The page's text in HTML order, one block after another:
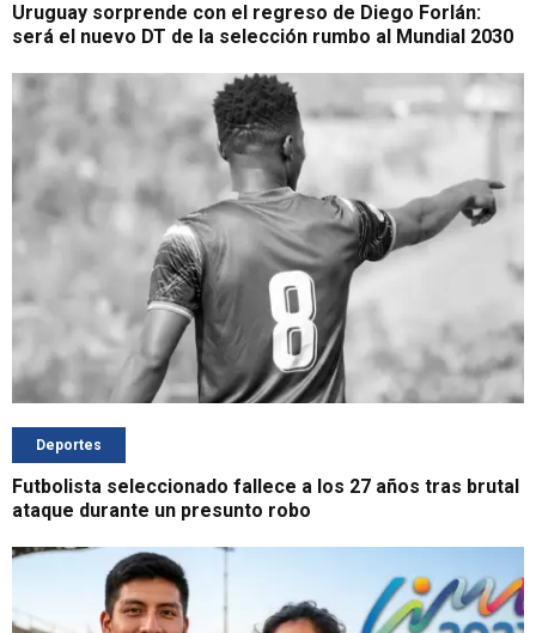
Uruguay sorprende con el regreso de Diego Forlán:
será el nuevo DT de la selección rumbo al Mundial 2030
Deportes
Futbolista seleccionado fallece a los 27 años tras brutal
ataque durante un presunto robo